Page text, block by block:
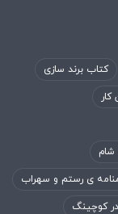
کتاب برند سازی
شام
ی رستم و سهراب
کوچینگ